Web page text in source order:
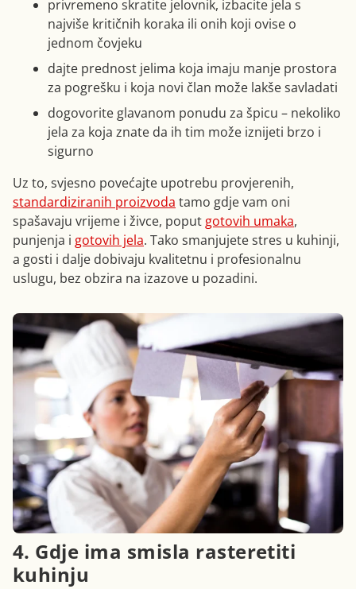
privremeno skratite jelovnik, izbacite jela s
najviše kritičnih koraka ili onih koji ovise o
jednom čovjeku
dajte prednost jelima koja imaju manje prostora
za pogrešku i koja novi član može lakše savladati
dogovorite glavanom ponudu za špicu – nekoliko
jela za koja znate da ih tim može iznijeti brzo i
sigurno
Uz to, svjesno povećajte upotrebu provjerenih,
standardiziranih proizvoda tamo gdje vam oni
spašavaju vrijeme i živce, poput gotovih umaka,
punjenja i gotovih jela. Tako smanjujete stres u kuhinji,
a gosti i dalje dobivaju kvalitetnu i profesionalnu
uslugu, bez obzira na izazove u pozadini.
4. Gdje ima smisla rasteretiti
kuhinju